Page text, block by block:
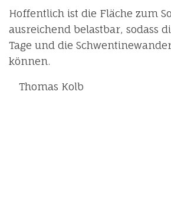
Hoffentlich ist die Fläche zum
ausreichend belastbar, sodass
Tage und die
können.
Thomas Kolb